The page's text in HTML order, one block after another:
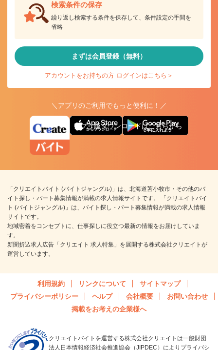
検索条件の保存
繰り返し検索する条件を保存して、条件設定の手間を
省略
まずは会員登録（無料）
アカウントをお持ちの方 ログインはこちら＞
＼アプリのご利用でもっと便利に！／
アプリ版ダウンロードはこちらから
「クリエイトバイト (バイトジャングル)」は、北海道苫小牧市・その他のバ
イト探し・パート募集情報が満載の求人情報サイトです。 「クリエイトバイ
ト (バイトジャングル)」は、バイト探し・パート募集情報が満載の求人情報
サイトです。
地域密着をコンセプトに、仕事探しに役立つ最新の情報をお届けしていま
す。
新聞折込求人広告「クリエイト 求人特集」を展開する株式会社クリエイトが
運営しています。
利用規約 リンクについて
サイトマップ
プライバシーポリシー
ヘルプ 会社概要
お問い合わせ
掲載をお考えの企業様へ
クリエイトバイトを運営する株式会社クリエイトは一般財団
法人日本情報経済社会推進協会（JIPDEC）によりプライバシ